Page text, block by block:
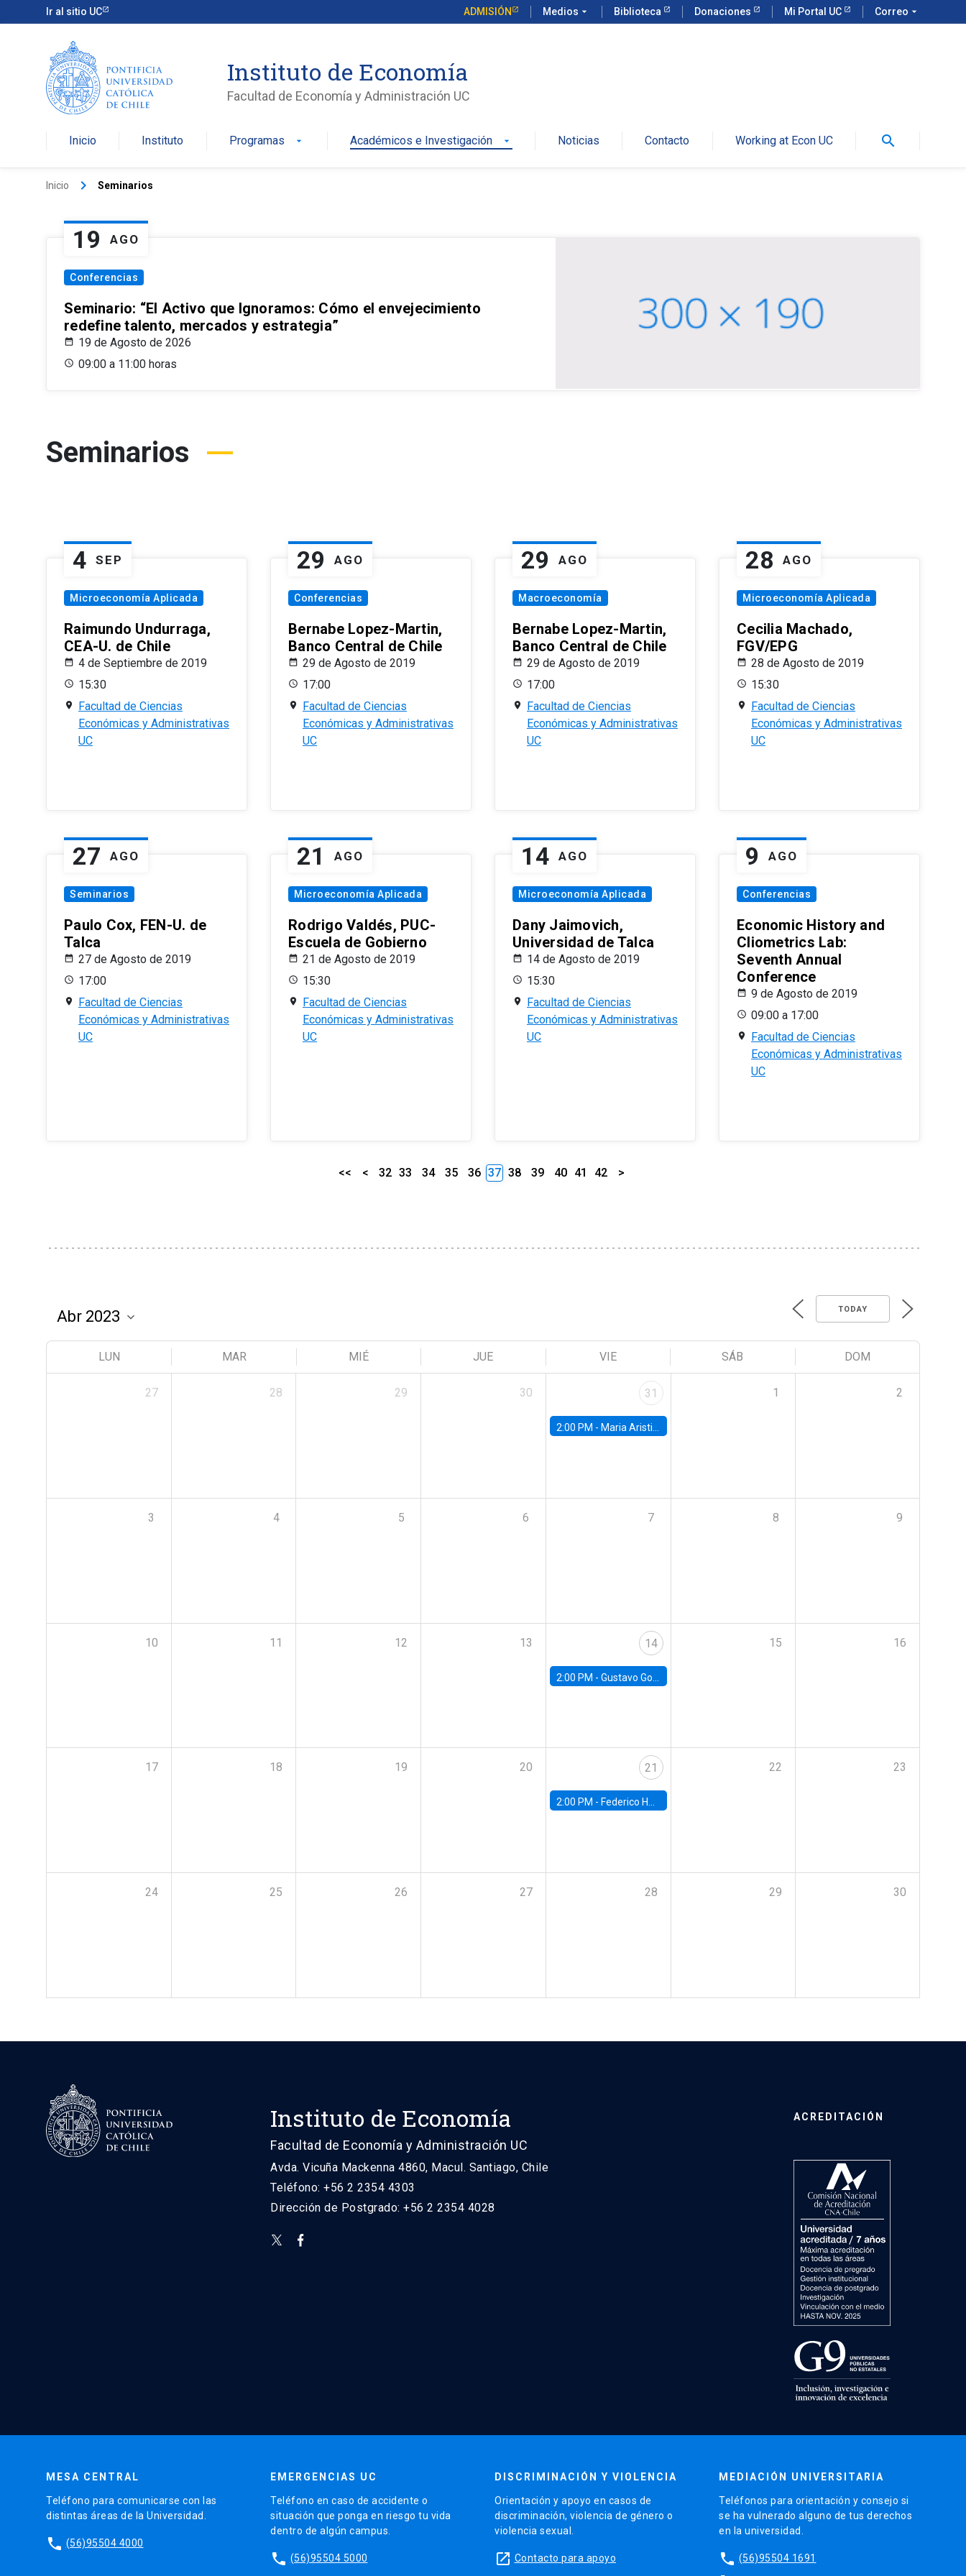
Ir al sitio UC ADMISIÓN Medios arrow_drop_down Biblioteca Donaciones Mi Portal UC Correo arrow_drop_down
Instituto de Economía
Facultad de Economía y Administración UC
Inicio Instituto Programas arrow_drop_down Académicos e Investigación arrow_drop_down Noticias Contacto Working at Econ UC search
Inicio keyboard_arrow_right Seminarios
19 AGO
Conferencias
Seminario: “El Activo que Ignoramos: Cómo el envejecimiento
redefine talento, mercados y estrategia”
19 de Agosto de 2026
09:00 a 11:00 horas
Seminarios
4 SEP
Microeconomía Aplicada
Raimundo Undurraga,
CEA-U. de Chile
4 de Septiembre de 2019
15:30
Facultad de Ciencias
Económicas y Administrativas
UC
29 AGO
Conferencias
Bernabe Lopez-Martin,
Banco Central de Chile
29 de Agosto de 2019
17:00
Facultad de Ciencias
Económicas y Administrativas
UC
29 AGO
Macroeconomía
Bernabe Lopez-Martin,
Banco Central de Chile
29 de Agosto de 2019
17:00
Facultad de Ciencias
Económicas y Administrativas
UC
28 AGO
Microeconomía Aplicada
Cecilia Machado,
FGV/EPG
28 de Agosto de 2019
15:30
Facultad de Ciencias
Económicas y Administrativas
UC
27 AGO
Seminarios
Paulo Cox, FEN-U. de
Talca
27 de Agosto de 2019
17:00
Facultad de Ciencias
Económicas y Administrativas
UC
21 AGO
Microeconomía Aplicada
Rodrigo Valdés, PUC-
Escuela de Gobierno
21 de Agosto de 2019
15:30
Facultad de Ciencias
Económicas y Administrativas
UC
14 AGO
Microeconomía Aplicada
Dany Jaimovich,
Universidad de Talca
14 de Agosto de 2019
15:30
Facultad de Ciencias
Económicas y Administrativas
UC
9 AGO
Conferencias
Economic History and
Cliometrics Lab:
Seventh Annual
Conference
9 de Agosto de 2019
09:00 a 17:00
Facultad de Ciencias
Económicas y Administrativas
UC
<< < 32 33 34 35 36 37 38 39 40 41 42 >
TODAY
LUN MAR MIÉ JUE VIE SÁB DOM
27 28 29 30 31
2:00 PM - Maria Aristizabal-Ramirez, FED Board
1 2
3 4 5 6 7 8 9
10 11 12 13 14
2:00 PM - Gustavo González - Banco Central de Chile
15 16
17 18 19 20 21
2:00 PM - Federico Huneeus - Banco Central de Chile
22 23
24 25 26 27 28 29 30
Instituto de Economía
Facultad de Economía y Administración UC
Avda. Vicuña Mackenna 4860, Macul. Santiago, Chile
Teléfono: +56 2 2354 4303
Dirección de Postgrado: +56 2 2354 4028
ACREDITACIÓN
MESA CENTRAL
Teléfono para comunicarse con las
distintas áreas de la Universidad.
phone (56)95504 4000
EMERGENCIAS UC
Teléfono en caso de accidente o
situación que ponga en riesgo tu vida
dentro de algún campus.
phone (56)95504 5000
DISCRIMINACIÓN Y VIOLENCIA
Orientación y apoyo en casos de
discriminación, violencia de género o
violencia sexual.
launch Contacto para apoyo
MEDIACIÓN UNIVERSITARIA
Teléfonos para orientación y consejo si
se ha vulnerado alguno de tus derechos
en la universidad.
phone (56)95504 1691